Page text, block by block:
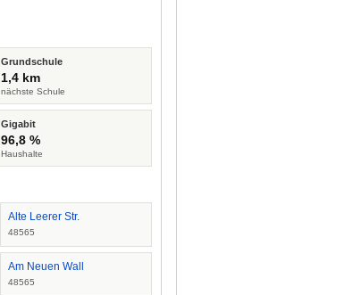
Grundschule
1,4 km
nächste Schule
Gigabit
96,8 %
Haushalte
Alte Leerer Str.
48565
Am Neuen Wall
48565